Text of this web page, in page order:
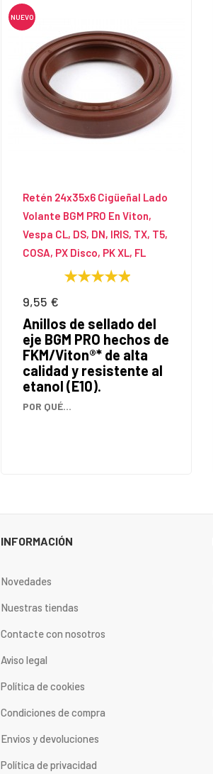
NUEVO
Retén 24x35x6 Cigüeñal Lado
Volante BGM PRO En Viton,
Vespa CL, DS, DN, IRIS, TX, T5,
COSA, PX Disco, PK XL, FL
Precio
9,55 €
Anillos de sellado del
eje BGM PRO hechos de
FKM/Viton®* de alta
calidad y resistente al
etanol (E10).
POR QUÉ...
INFORMACIÓN
Novedades
Nuestras tiendas
Contacte con nosotros
Aviso legal
Política de cookies
Condiciones de compra
Envios y devoluciones
Política de privacidad